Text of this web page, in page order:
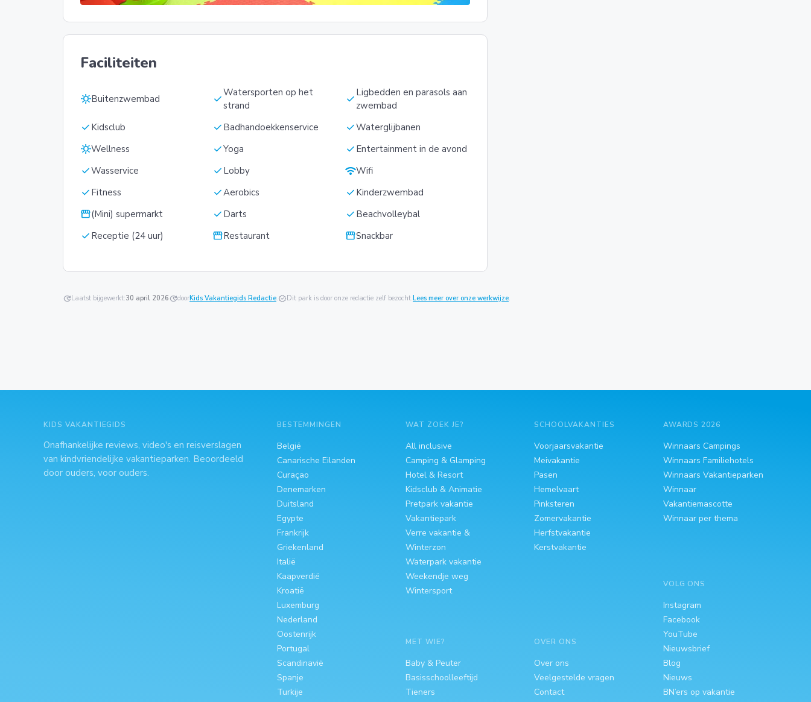
Faciliteiten
sunnyBuitenzwembad checkWatersporten op het
strand
check Ligbedden en parasols aan
zwembad
check Kidsclub check Badhandoekkenservice checkWaterglijbanen
sunnyWellness checkYoga check Entertainment in de avond
checkWasservice check Lobby wifiWifi
check Fitness checkAerobics check Kinderzwembad
storefront(Mini) supermarkt check Darts check Beachvolleybal
check Receptie (24 uur) storefrontRestaurant storefrontSnackbar
updateLaatst bijgewerkt:30 april 2026 updatedoorKids Vakantiegids Redactie.verifiedDit park is door onze redactie zelf bezocht.Lees meer over onze werkwijze.
KIDS VAKANTIEGIDS
Onafhankelijke reviews, video's en reisverslagen
van kindvriendelijke vakantieparken. Beoordeeld
door ouders, voor ouders.
BESTEMMINGEN
België
Canarische Eilanden
Curaçao
Denemarken
Duitsland
Egypte
Frankrijk
Griekenland
Italië
Kaapverdië
Kroatië
Luxemburg
Nederland
Oostenrijk
Portugal
Scandinavië
Spanje
Turkije
WAT ZOEK JE?
All inclusive
Camping & Glamping
Hotel & Resort
Kidsclub & Animatie
Pretpark vakantie
Vakantiepark
Verre vakantie &
Winterzon
Waterpark vakantie
Weekendje weg
Wintersport
MET WIE?
Baby & Peuter
Basisschoolleeftijd
Tieners
SCHOOLVAKANTIES
Voorjaarsvakantie
Meivakantie
Pasen
Hemelvaart
Pinksteren
Zomervakantie
Herfstvakantie
Kerstvakantie
OVER ONS
Over ons
Veelgestelde vragen
Contact
AWARDS 2026
Winnaars Campings
Winnaars Familiehotels
Winnaars Vakantieparken
Winnaar
Vakantiemascotte
Winnaar per thema
VOLG ONS
Instagram
Facebook
YouTube
Nieuwsbrief
Blog
Nieuws
BN’ers op vakantie